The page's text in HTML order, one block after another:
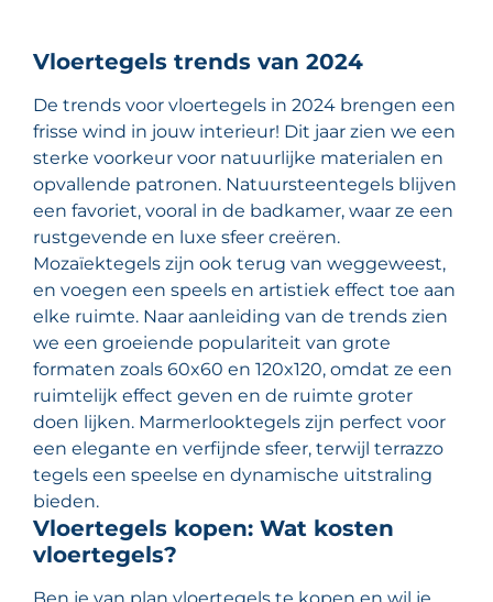
Vloertegels trends van 2024
De trends voor vloertegels in 2024 brengen een
frisse wind in jouw interieur! Dit jaar zien we een
sterke voorkeur voor natuurlijke materialen en
opvallende patronen. Natuursteentegels blijven
een favoriet, vooral in de badkamer, waar ze een
rustgevende en luxe sfeer creëren.
Mozaïektegels zijn ook terug van weggeweest,
en voegen een speels en artistiek effect toe aan
elke ruimte. Naar aanleiding van de trends zien
we een groeiende populariteit van grote
formaten zoals 60x60 en 120x120, omdat ze een
ruimtelijk effect geven en de ruimte groter
doen lijken. Marmerlooktegels zijn perfect voor
een elegante en verfijnde sfeer, terwijl terrazzo
tegels een speelse en dynamische uitstraling
bieden.
Vloertegels kopen: Wat kosten
vloertegels?